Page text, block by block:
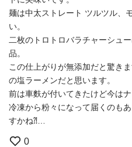
麺は中太ストレート ツルツル、
い。
二枚のトロトロバラチャーシュ
品。
この仕上がりが無添加だと驚き
の塩ラーメンだと思います。
前は車麩が付いてきたけど今はナ
冷凍から粉々になって届くのも
すかね⁈…
0